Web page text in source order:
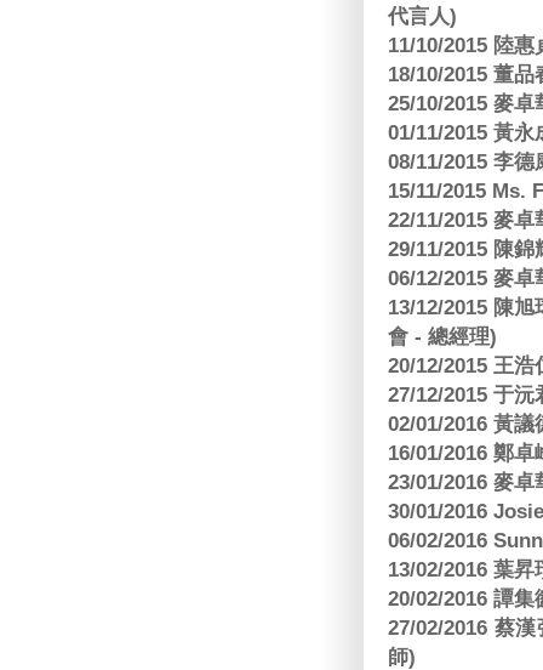
代言人)
11/10/2015 陸
18/10/2015 董
25/10/2015 麥
01/11/2015 黃
08/11/2015 李
15/11/2015 Ms.
22/11/2015 麥
29/11/2015 陳
06/12/2015 麥
13/12/2015 陳
會 - 總經理)
20/12/2015 王
27/12/2015 于
02/01/2016 黃
16/01/2016 鄭
23/01/2016 麥
30/01/2016
06/02/2016
13/02/2016 葉
20/02/2016 譚
27/02/2016 蔡
師)